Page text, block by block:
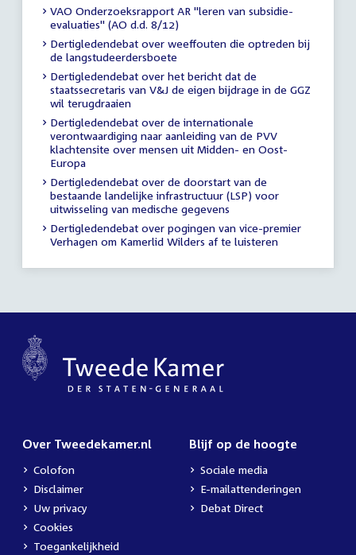
VAO Onderzoeksrapport AR "leren van subsidie-
evaluaties" (AO d.d. 8/12)
Dertigledendebat over weeffouten die optreden bij
de langstudeerdersboete
Dertigledendebat over het bericht dat de
staatssecretaris van V&J de eigen bijdrage in de GGZ
wil terugdraaien
Dertigledendebat over de internationale
verontwaardiging naar aanleiding van de PVV
klachtensite over mensen uit Midden- en Oost-
Europa
Dertigledendebat over de doorstart van de
bestaande landelijke infrastructuur (LSP) voor
uitwisseling van medische gegevens
Dertigledendebat over pogingen van vice-premier
Verhagen om Kamerlid Wilders af te luisteren
Over Tweedekamer.nl
Colofon
Disclaimer
Uw privacy
Cookies
Toegankelijkheid
Blijf op de hoogte
Sociale media
E-mailattenderingen
Debat Direct